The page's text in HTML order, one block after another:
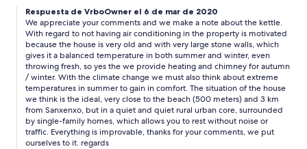
beds, a plunge pool and 5 different places to sit and eat. All in all
it was a lovely setting and property if rustic is your thing then
this fits the bill.
Respuesta de VrboOwner el 6 de mar de 2020
We appreciate your comments and we make a note about the kettle.
With regard to not having air conditioning in the property is motivated
because the house is very old and with very large stone walls, which
gives it a balanced temperature in both summer and winter, even
throwing fresh, so yes the we provide heating and chimney for autumn
/ winter. With the climate change we must also think about extreme
temperatures in summer to gain in comfort. The situation of the house
we think is the ideal, very close to the beach (500 meters) and 3 km
from Sanxenxo, but in a quiet and quiet rural urban core, surrounded
by single-family homes, which allows you to rest without noise or
traffic. Everything is improvable, thanks for your comments, we put
ourselves to it. regards